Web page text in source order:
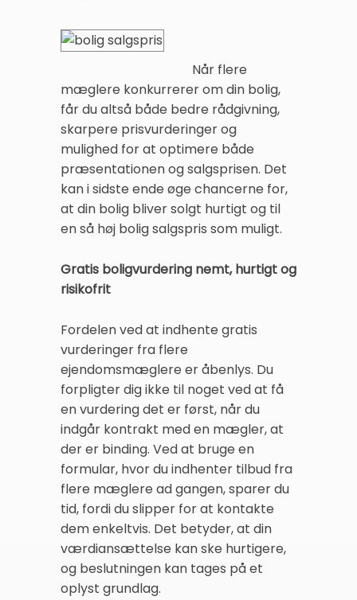
Når flere
mæglere konkurrerer om din bolig,
får du altså både bedre rådgivning,
skarpere prisvurderinger og
mulighed for at optimere både
præsentationen og salgsprisen. Det
kan i sidste ende øge chancerne for,
at din bolig bliver solgt hurtigt og til
en så høj bolig salgspris som muligt.
Gratis boligvurdering nemt, hurtigt og
risikofrit
Fordelen ved at indhente gratis
vurderinger fra flere
ejendomsmæglere er åbenlys. Du
forpligter dig ikke til noget ved at få
en vurdering det er først, når du
indgår kontrakt med en mægler, at
der er binding. Ved at bruge en
formular, hvor du indhenter tilbud fra
flere mæglere ad gangen, sparer du
tid, fordi du slipper for at kontakte
dem enkeltvis. Det betyder, at din
værdiansættelse kan ske hurtigere,
og beslutningen kan tages på et
oplyst grundlag.